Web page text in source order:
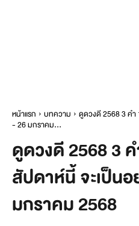
หน้าแรก บทความ
ดูดวงดี 2568 3 คำ
- 26 มกราคม...
ดูดวงดี 2568 3
สัปดาห์นี้ จะเป็นอ
มกราคม 2568